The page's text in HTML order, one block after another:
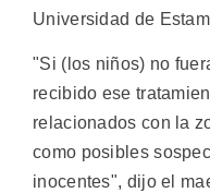
Universidad de
"Si (los niños) no
recibido ese
relacionados con la
como posibles
inocentes", dijo el